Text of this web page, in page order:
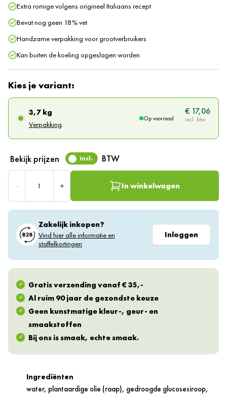
Extra romige volgens origineel Italiaans recept
Bevat nog geen 18% vet
Handzame verpakking voor grootverbruikers
Kan buiten de koeling opgeslagen worden
Kies je variant:
3,7 kg
Verpakking
Op voorraad
€ 17,06
Bekijk prijzen incl. BTW
Aantal
–
+ In winkelwagen
Zakelijk inkopen?
Vind hier alle informatie en
staffelkortingen
Inloggen
Gratis verzending vanaf € 35,-
Al ruim 90 jaar de gezondste keuze
Geen kunstmatige kleur-, geur- en
smaakstoffen
Bij ons is smaak, echte smaak.
Ingrediënten
water, plantaardige olie (raap), gedroogde glucosesiroop,